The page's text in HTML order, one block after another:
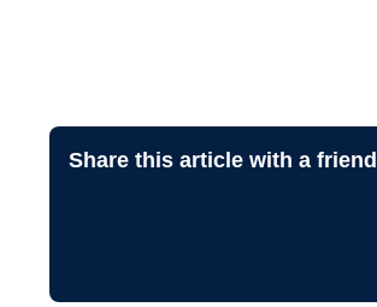
Share this article with a friend